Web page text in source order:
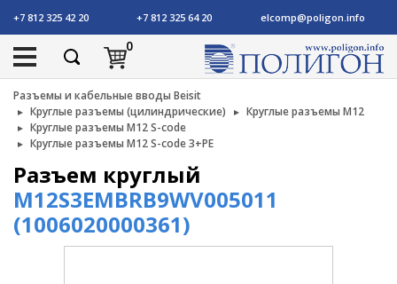
+7 812 325 42 20 +7 812 325 64 20 elcomp@poligon.info
0
Разъемы и кабельные вводы Beisit
Круглые разъемы (цилиндрические)
Круглые разъемы M12
Круглые разъемы M12 S-code
Круглые разъемы M12 S-code 3+PE
Разъем круглый
M12S3EMBRB9WV005011
(1006020000361)